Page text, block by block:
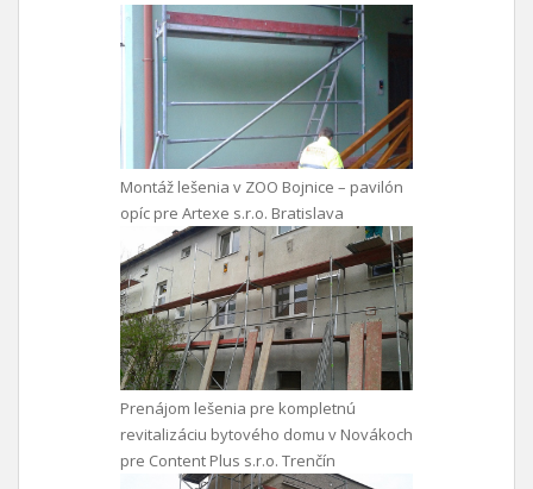
Montáž lešenia v ZOO Bojnice – pavilón
opíc pre Artexe s.r.o. Bratislava
Prenájom lešenia pre kompletnú
revitalizáciu bytového domu v Novákoch
pre Content Plus s.r.o. Trenčín